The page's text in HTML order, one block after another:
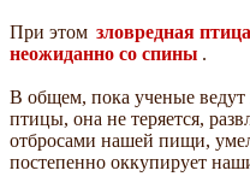
При этом зловредная
неожиданно со спины .
В общем, пока ученые
птицы, она не теряется,
отбросами нашей пищи,
постепенно оккупирует